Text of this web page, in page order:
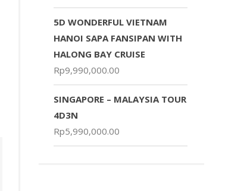
5D WONDERFUL VIETNAM
HANOI SAPA FANSIPAN WITH
HALONG BAY CRUISE
Rp9,990,000.00
SINGAPORE – MALAYSIA TOUR
4D3N
Rp5,990,000.00